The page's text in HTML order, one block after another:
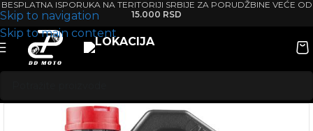
Skip to navigation
Skip to main content
BESPLATNA ISPORUKA NA TERITORIJI SRBIJE ZA PORUDŽBINE VEĆE OD
15.000 RSD